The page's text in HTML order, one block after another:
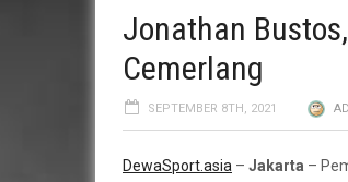
Jonathan
Cemerlang
SEPTEMBER 8TH, 2021
DewaSport.asia – Jakarta –